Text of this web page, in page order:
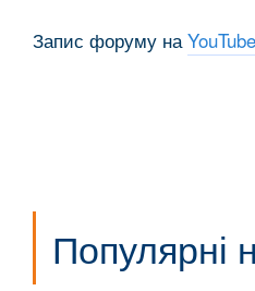
Запис форуму на
Популярні